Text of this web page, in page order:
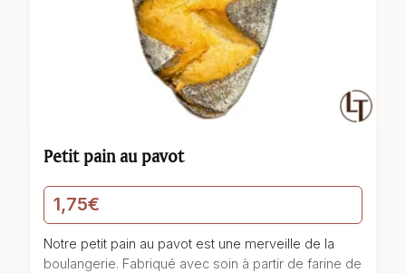
Petit pain au pavot
1,75€
Notre petit pain au pavot est une merveille de la
boulangerie. Fabriqué avec soin à partir de farine de